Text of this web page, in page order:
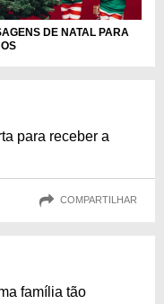
DE NATAL PARA
para receber a
COMPARTILHAR
família tão